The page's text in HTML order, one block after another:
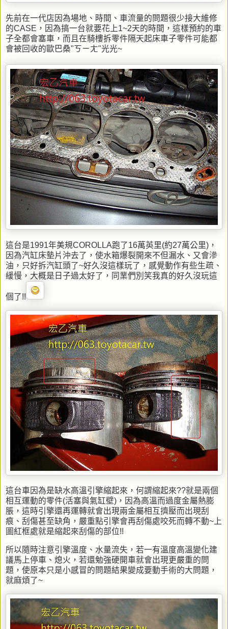
先前在一代店因為場地、時間、車流量的問題很少接大維修
的CASE，因為搞一台就要花上1~2天的時間，這樣預約的車
子全都會塞車，而且在騎樓拆零件隔天起床車子零件可能都
會被回收的歐巴桑"ㄎㄧㄤ"光光~
這台是1991年美規COROLLA跑了16萬英里(約27萬公里)，
因為汽缸床墊片沖去了，使水箱爆裂開來不但漏水、又會滲
油，只好拆汽缸頭了~好久沒這樣玩了，感覺動作有些生疏、
緩慢，大概是日子過太好了，同業們別笑我真的好久沒玩這
個了!!
這台車因為是缺水高溫引擎縮起來，何謂縮起來??就是兩個
相互運動的零件(活塞與氣缸壁)，因為高溫而過度金屬熱膨
脹，這時引擎還再運轉就會出現兩金屬相互擠壓而出現刮
痕、刮傷甚至缺角，嚴重點引擎會再刮傷處咬死而轉不動~上
圖紅框處就是縮起來刮傷的部位!!
所以隨時注意引擎溫度、水量流失，若一有溫度高溫變化建
議馬上停車、熄火，若還勉強硬開車就會出現更嚴重的問
題，使原本只是小感冒的問題結果變成要動手術的大問題，
就麻煩了~